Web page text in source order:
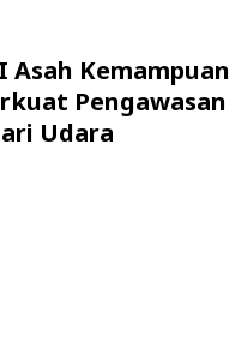
Asah Kemampuan
Pengawasan
Udara